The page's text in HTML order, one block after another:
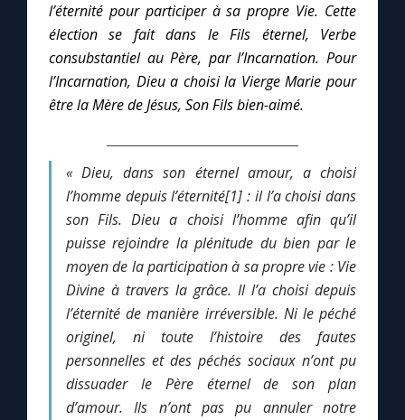
Prier au quotidien
Avec Thérèse de Lisieux
Les premiers samedis du mois
Marie qui défait les nœuds
Me consacrer à Jésus par Marie
Mes intentions de prière
l’éternité pour participer à sa propre Vie. Cette
élection se fait dans le Fils éternel, Verbe
consubstantiel au Père, par l’Incarnation. Pour
l’Incarnation, Dieu a choisi la Vierge Marie pour
être la Mère de Jésus, Son Fils bien-aimé.
« Dieu, dans son éternel amour, a choisi
l’homme depuis l’éternité[1] : il l’a choisi dans
son Fils. Dieu a choisi l’homme afin qu’il
puisse rejoindre la plénitude du bien par le
moyen de la participation à sa propre vie : Vie
Divine à travers la grâce. Il l’a choisi depuis
l’éternité de manière irréversible. Ni le péché
originel, ni toute l’histoire des fautes
personnelles et des péchés sociaux n’ont pu
dissuader le Père éternel de son plan
d’amour. Ils n’ont pas pu annuler notre